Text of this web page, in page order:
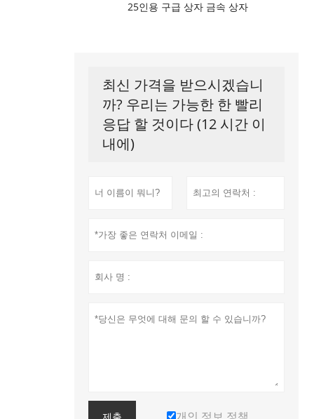
25인용 구급 상자 금속 상자
최신 가격을 받으시겠습니
까? 우리는 가능한 한 빨리
응답 할 것이다 (12 시간 이
내에)
제출 개인 정보 정책